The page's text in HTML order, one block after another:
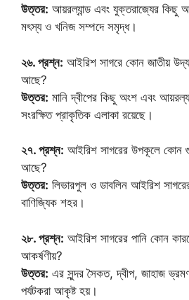
উত্তর: আয়রল্যান্ড এবং যুক্তরাজ্যের কিছু
মৎস্য ও খনিজ সম্পদে সমৃদ্ধ।
২৬. প্রশ্ন: আইরিশ সাগরে কোন জাতীয়
আছে?
উত্তর: মানি দ্বীপের কিছু অংশ এবং
সংরক্ষিত প্রাকৃতিক এলাকা রয়েছে।
২৭. প্রশ্ন: আইরিশ সাগরের উপকূলে কোন
আছে?
উত্তর: লিভারপুল ও ডাবলিন আইরিশ
বাণিজ্যিক শহর।
২৮. প্রশ্ন: আইরিশ সাগরের পানি কোন
আকর্ষণীয়?
উত্তর: এর সুন্দর সৈকত, দ্বীপ, জাহাজ
পর্যটকরা আকৃষ্ট হয়।